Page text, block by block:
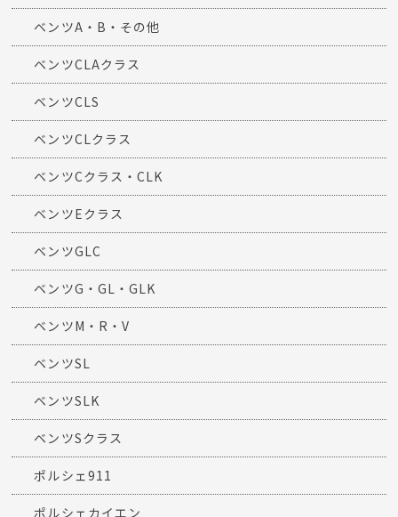
ベンツA・B・その他
ベンツCLAクラス
ベンツCLS
ベンツCLクラス
ベンツCクラス・CLK
ベンツEクラス
ベンツGLC
ベンツG・GL・GLK
ベンツM・R・V
ベンツSL
ベンツSLK
ベンツSクラス
ポルシェ911
ポルシェカイエン